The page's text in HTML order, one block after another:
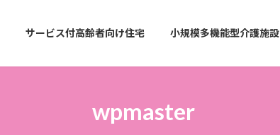
サービス付高齢者向け住宅 小規模多機能型介護施設
wpmaster